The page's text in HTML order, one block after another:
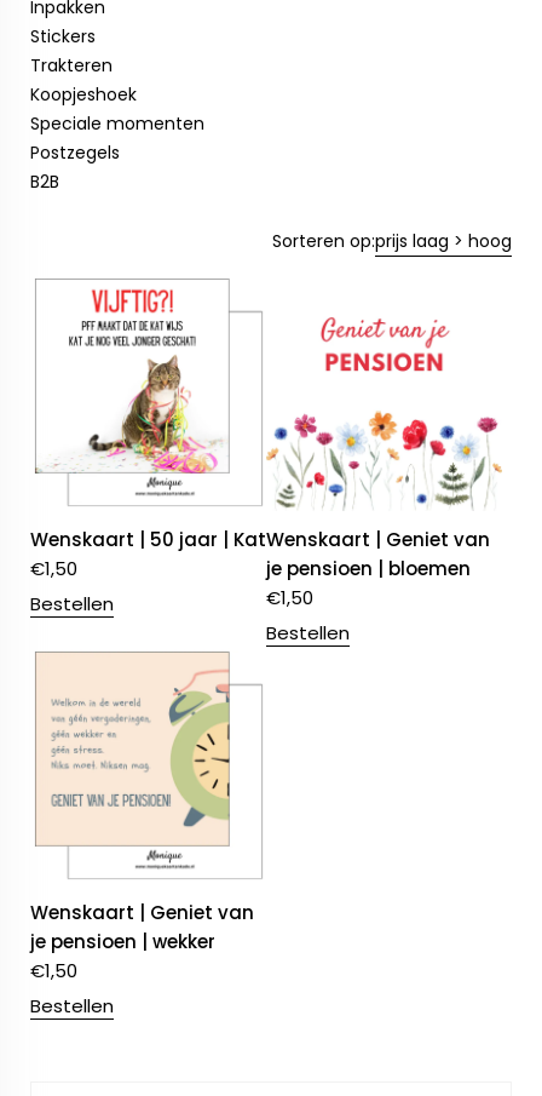
Inpakken
Stickers
Trakteren
Koopjeshoek
Speciale momenten
Postzegels
B2B
Sorteren op:prijs laag > hoog
Wenskaart | 50 jaar | Kat
€1,50
Bestellen
Wenskaart | Geniet van
je pensioen | bloemen
€1,50
Bestellen
Wenskaart | Geniet van
je pensioen | wekker
€1,50
Bestellen